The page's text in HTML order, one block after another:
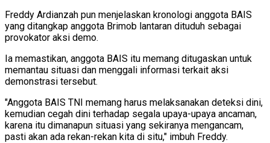
Freddy Ardianzah pun menjelaskan kronologi anggota BAIS
yang ditangkap anggota Brimob lantaran dituduh sebagai
provokator aksi demo.
Ia memastikan, anggota BAIS itu memang ditugaskan untuk
memantau situasi dan menggali informasi terkait aksi
demonstrasi tersebut.
"Anggota BAIS TNI memang harus melaksanakan deteksi dini,
kemudian cegah dini terhadap segala upaya-upaya ancaman,
karena itu dimanapun situasi yang sekiranya mengancam,
pasti akan ada rekan-rekan kita di situ," imbuh Freddy.